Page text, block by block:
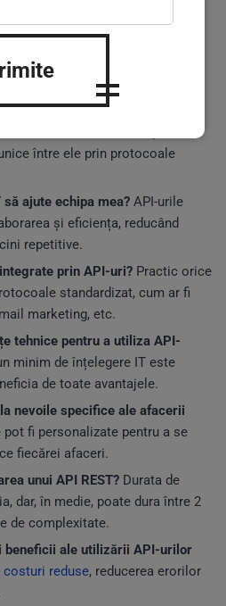
soluții personalizatecare
tale! ?
între ele prin protocoale
să ajute echipa mea? API-urile
și eficiența, reducând
repetitive.
prin API-uri? Practic orice
standardizat, cum ar fi
marketing, etc.
tehnice pentru a utiliza API-
minim de înțelegere IT este
de toate avantajele.
nevoile specifice ale afacerii
fi personalizate pentru a se
fiecărei afaceri.
unui API REST? Durata de
dar, în medie, poate dura între 2
de complexitate.
beneficii ale utilizării API-urilor
costuri reduse, reducerea erorilor